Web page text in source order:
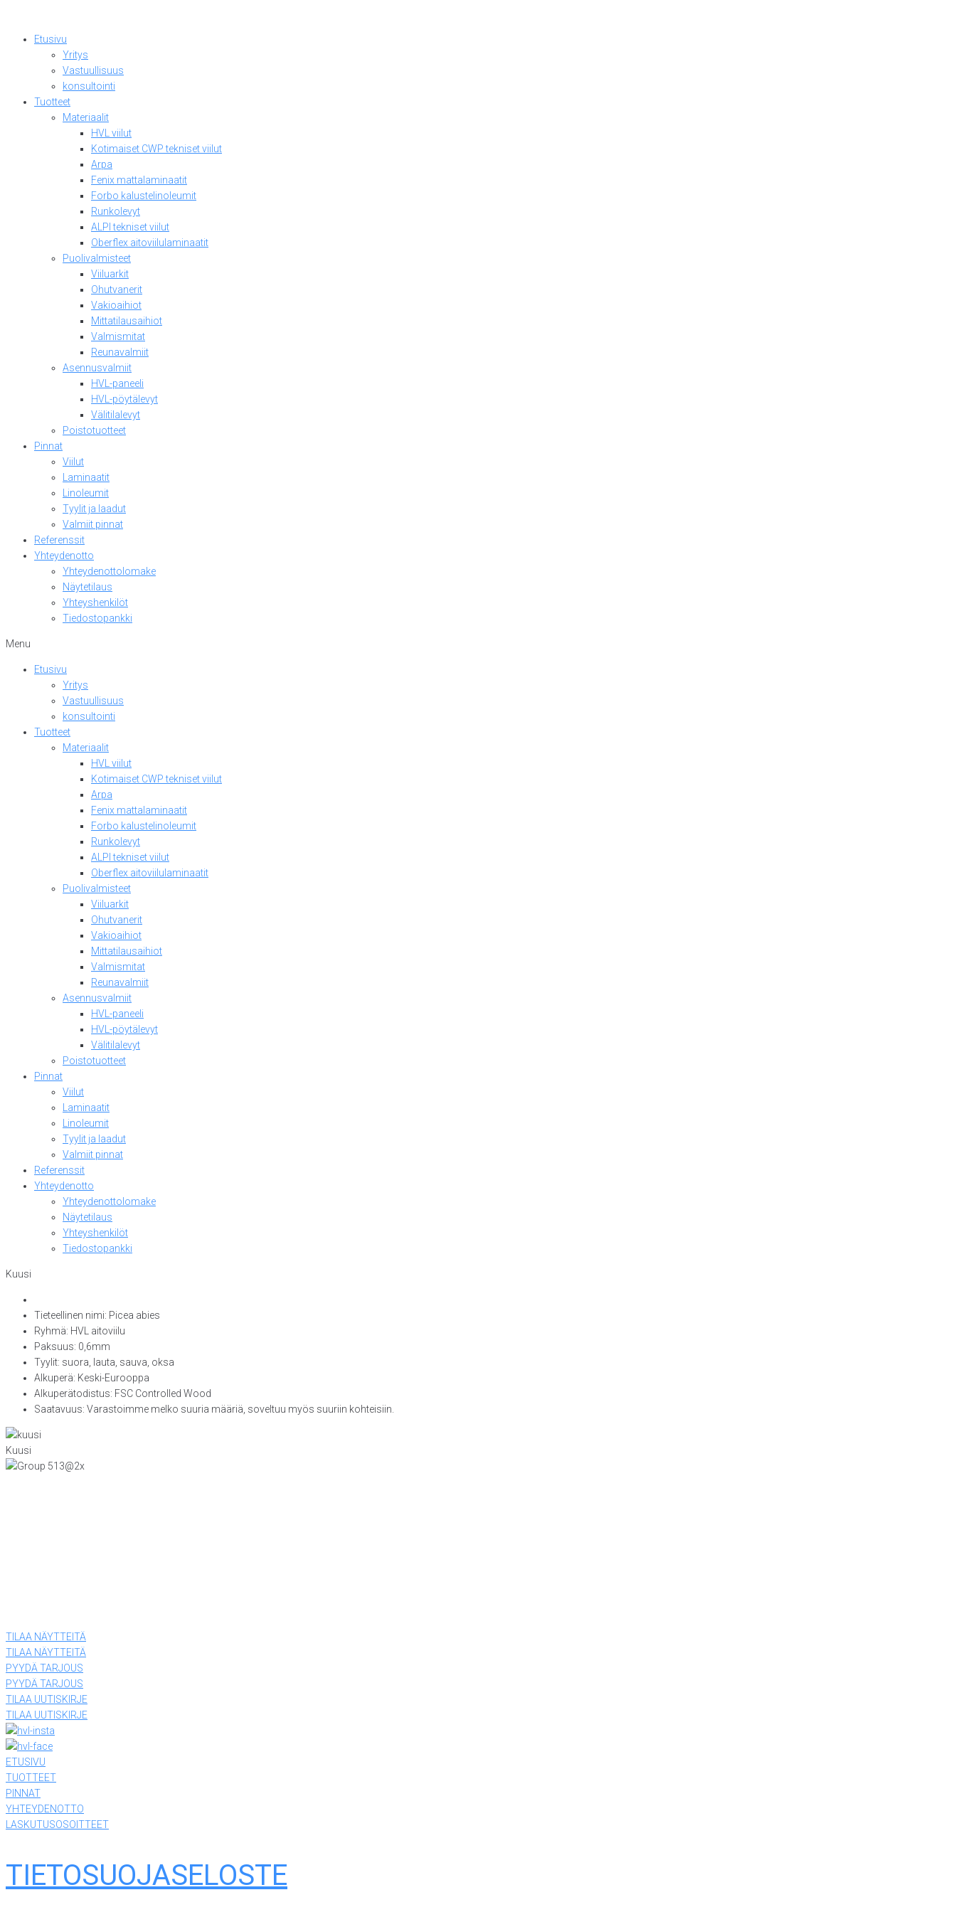
contentEtusivu
Yritys
Vastuullisuus
konsultointi
Tuotteet
Materiaalit
HVL viilut
Kotimaiset CWP tekniset viilut
Arpa
Fenix mattalaminaatit
Forbo kalustelinoleumit
Runkolevyt
ALPI tekniset viilut
Oberflex aitoviilulaminaatit
Puolivalmisteet
Viiluarkit
Ohutvanerit
Vakioaihiot
Mittatilausaihiot
Valmismitat
Reunavalmiit
Asennusvalmiit
HVL-paneeli
HVL-pöytälevyt
Välitilalevyt
Poistotuotteet
Pinnat
Viilut
Laminaatit
Linoleumit
Tyylit ja laadut
Valmiit pinnat
Referenssit
Yhteydenotto
Yhteydenottolomake
Näytetilaus
Yhteyshenkilöt
Tiedostopankki
Menu
Etusivu
Yritys
Vastuullisuus
konsultointi
Tuotteet
Materiaalit
HVL viilut
Kotimaiset CWP tekniset viilut
Arpa
Fenix mattalaminaatit
Forbo kalustelinoleumit
Runkolevyt
ALPI tekniset viilut
Oberflex aitoviilulaminaatit
Puolivalmisteet
Viiluarkit
Ohutvanerit
Vakioaihiot
Mittatilausaihiot
Valmismitat
Reunavalmiit
Asennusvalmiit
HVL-paneeli
HVL-pöytälevyt
Välitilalevyt
Poistotuotteet
Pinnat
Viilut
Laminaatit
Linoleumit
Tyylit ja laadut
Valmiit pinnat
Referenssit
Yhteydenotto
Yhteydenottolomake
Näytetilaus
Yhteyshenkilöt
Tiedostopankki
Kuusi
Tieteellinen nimi: Picea abies
Ryhmä: HVL aitoviilu
Paksuus: 0,6mm
Tyylit: suora, lauta, sauva, oksa
Alkuperä: Keski-Eurooppa
Alkuperätodistus: FSC Controlled Wood
Saatavuus: Varastoimme melko suuria määriä, soveltuu myös suuriin kohteisiin.
Kuusi
TILAA NÄYTTEITÄ
TILAA NÄYTTEITÄ
PYYDÄ TARJOUS
PYYDÄ TARJOUS
TILAA UUTISKIRJE
TILAA UUTISKIRJE
ETUSIVU
TUOTTEET
PINNAT
YHTEYDENOTTO
LASKUTUSOSOITTEET
TIETOSUOJASELOSTE